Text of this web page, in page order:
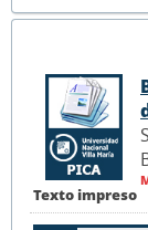
Texto impreso